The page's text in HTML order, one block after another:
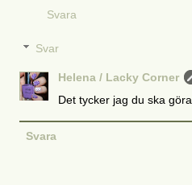
Svara
Svar
Helena / Lacky Corner
Det tycker jag du ska göra.
Svara